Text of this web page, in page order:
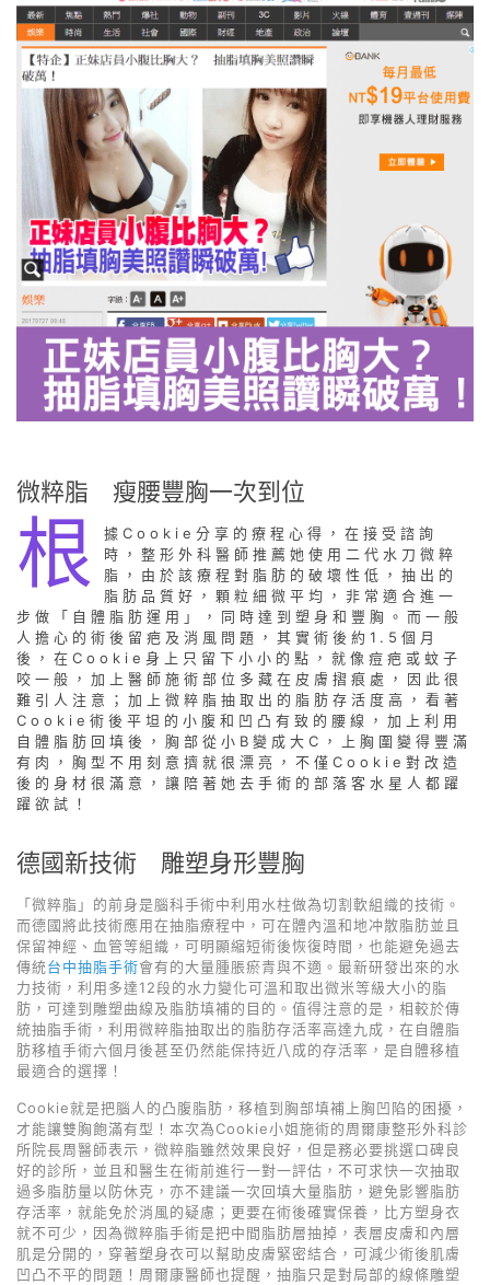
微粹脂 瘦腰豐胸一次到位
根
據Cookie分享的療程心得，在接受諮詢
時，整形外科醫師推薦她使用二代水刀微粹
脂，由於該療程對脂肪的破壞性低，抽出的
脂肪品質好，顆粒細微平均，非常適合進一
步做「自體脂肪運用」，同時達到塑身和豐胸。而一般
人擔心的術後留疤及消風問題，其實術後約1.5個月
後，在Cookie身上只留下小小的點，就像痘疤或蚊子
咬一般，加上醫師施術部位多藏在皮膚摺痕處，因此很
難引人注意；加上微粹脂抽取出的脂肪存活度高，看著
Cookie術後平坦的小腹和凹凸有致的腰線，加上利用
自體脂肪回填後，胸部從小B變成大C，上胸圍變得豐滿
有肉，胸型不用刻意擠就很漂亮，不僅Cookie對改造
後的身材很滿意，讓陪著她去手術的部落客水星人都躍
躍欲試！
德國新技術 雕塑身形豐胸
「微粹脂」的前身是腦科手術中利用水柱做為切割軟組織的技術。
而德國將此技術應用在抽脂療程中，可在體內溫和地冲散脂肪並且
保留神經、血管等組織，可明顯縮短術後恢復時間，也能避免過去
傳統台中抽脂手術會有的大量腫脹瘀青與不適。最新研發出來的水
力技術，利用多達12段的水力變化可溫和取出微米等級大小的脂
肪，可達到雕塑曲線及脂肪填補的目的。值得注意的是，相較於傳
統抽脂手術，利用微粹脂抽取出的脂肪存活率高達九成，在自體脂
肪移植手術六個月後甚至仍然能保持近八成的存活率，是自體移植
最適合的選擇！
Cookie就是把腦人的凸腹脂肪，移植到胸部填補上胸凹陷的困擾，
才能讓雙胸飽滿有型！本次為Cookie小姐施術的周爾康整形外科診
所院長周醫師表示，微粹脂雖然效果良好，但是務必要挑選口碑良
好的診所，並且和醫生在術前進行一對一評估，不可求快一次抽取
過多脂肪量以防休克，亦不建議一次回填大量脂肪，避免影響脂肪
存活率，就能免於消風的疑慮；更要在術後確實保養，比方塑身衣
就不可少，因為微粹脂手術是把中間脂肪層抽掉，表層皮膚和內層
肌是分開的，穿著塑身衣可以幫助皮膚緊密結合，可減少術後肌膚
凹凸不平的問題！周爾康醫師也提醒，抽脂只是對局部的線條雕塑